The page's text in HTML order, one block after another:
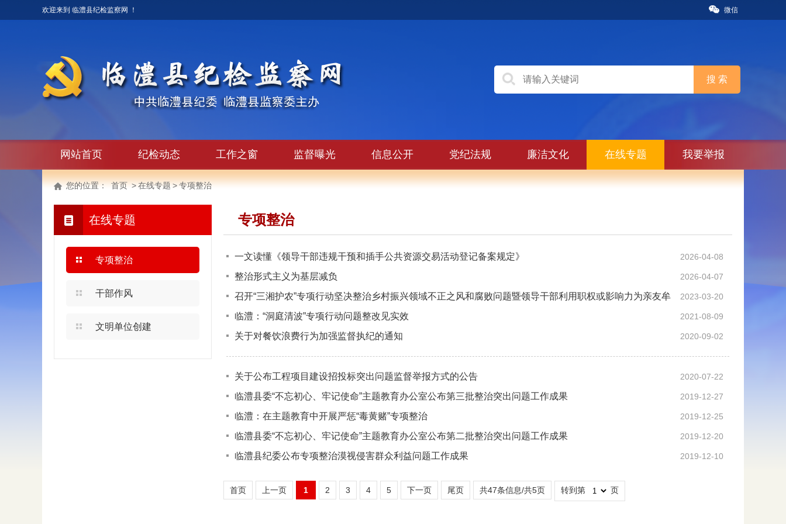
微信
欢迎来到 临澧县纪检监察网 ！
网站首页 纪检动态 工作之窗 监督曝光 信息公开 党纪法规 廉洁文化 在线专题 我要举报
您的位置：首页>在线专题>专项整治
在线专题
专项整治
干部作风
文明单位创建
专项整治
2026-04-08
一文读懂《领导干部违规干预和插手公共资源交易活动登记备案规定》
2026-04-07
整治形式主义为基层减负
2023-03-20
召开“三湘护农”专项行动坚决整治乡村振兴领域不正之风和腐败问题暨领导干部利用职权或影响力为亲友牟
利专项整治工…
2021-08-09
临澧：“洞庭清波”专项行动问题整改见实效
2020-09-02
关于对餐饮浪费行为加强监督执纪的通知
2020-07-22
关于公布工程项目建设招投标突出问题监督举报方式的公告
2019-12-27
临澧县委“不忘初心、牢记使命”主题教育办公室公布第三批整治突出问题工作成果
2019-12-25
临澧：在主题教育中开展严惩“毒黄赌”专项整治
2019-12-20
临澧县委“不忘初心、牢记使命”主题教育办公室公布第二批整治突出问题工作成果
2019-12-10
临澧县纪委公布专项整治漠视侵害群众利益问题工作成果
首页 上一页 1 2 3 4 5 下一页 尾页 共47条信息/共5页 转到第 页